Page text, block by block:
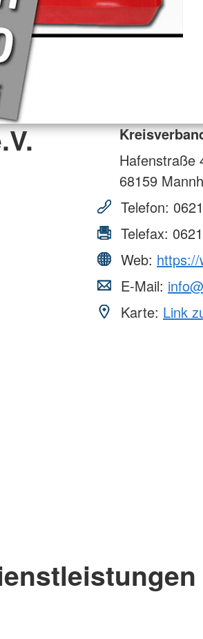
Hafenstraße
68159
Telefon:
Telefax:
Web: https://
E-Mail:
Karte: Link